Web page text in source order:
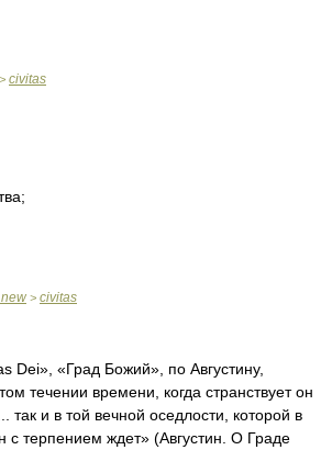
civitas
> civitas
Dei», «Град Божий», по Августину,
течении времени, когда странствует он
так и в той вечной оседлости, которой в
терпением ждет» (Августин. О Граде